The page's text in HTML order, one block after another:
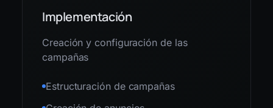
Implementación
Creación y configuración de las
campañas
Estructuración de campañas